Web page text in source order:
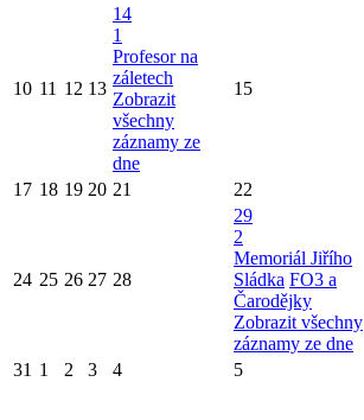
10 11 12 13
14
1
Profesor na
záletech
Zobrazit
všechny
záznamy ze
dne
15
17 18 19 20 21 22
24 25 26 27 28
29
2
Memoriál Jiřího
Sládka FO3 a
Čarodějky
Zobrazit všechny
záznamy ze dne
31 1 2 3 4 5